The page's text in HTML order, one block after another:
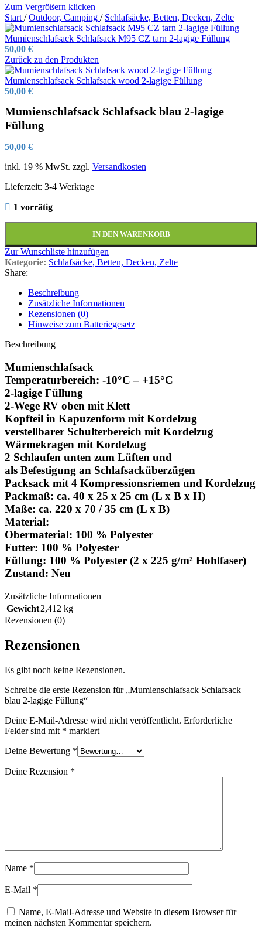
Zum Vergrößern klicken
Start / Outdoor, Camping / Schlafsäcke, Betten, Decken, Zelte
Mumienschlafsack Schlafsack M95 CZ tarn 2-lagige Füllung
50,00 €
Zurück zu den Produkten
Mumienschlafsack Schlafsack wood 2-lagige Füllung
50,00 €
Mumienschlafsack Schlafsack blau 2-lagige
Füllung
50,00 €
inkl. 19 % MwSt. zzgl. Versandkosten
Lieferzeit: 3-4 Werktage
1 vorrätig
IN DEN WARENKORB
Zur Wunschliste hinzufügen
Kategorie: Schlafsäcke, Betten, Decken, Zelte
Share:
Beschreibung
Zusätzliche Informationen
Rezensionen (0)
Hinweise zum Batteriegesetz
Beschreibung
Mumienschlafsack
Temperaturbereich: -10°C – +15°C
2-lagige Füllung
2-Wege RV oben mit Klett
Kopfteil in Kapuzenform mit Kordelzug
verstellbarer Schulterbereich mit Kordelzug
Wärmekragen mit Kordelzug
2 Schlaufen unten zum Lüften und
als Befestigung an Schlafsacküberzügen
Packsack mit 4 Kompressionsriemen und Kordelzug
Packmaß: ca. 40 x 25 x 25 cm (L x B x H)
Maße: ca. 220 x 70 / 35 cm (L x B)
Material:
Obermaterial: 100 % Polyester
Futter: 100 % Polyester
Füllung: 100 % Polyester (2 x 225 g/m² Hohlfaser)
Zustand: Neu
Zusätzliche Informationen
Gewicht2,412 kg
Rezensionen (0)
Rezensionen
Es gibt noch keine Rezensionen.
Schreibe die erste Rezension für „Mumienschlafsack Schlafsack
blau 2-lagige Füllung“
Deine E-Mail-Adresse wird nicht veröffentlicht. Erforderliche
Felder sind mit * markiert
Deine Bewertung *
Deine Rezension *
Name *
E-Mail *
Name, E-Mail-Adresse und Website in diesem Browser für
meinen nächsten Kommentar speichern.